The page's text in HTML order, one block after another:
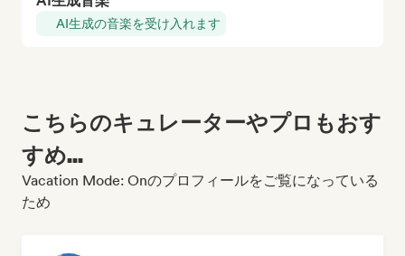
AI生成の音楽を受け入れます
こちらのキュレーターやプロもおす
すめ...
Vacation Mode: Onのプロフィールをご覧になっている
ため